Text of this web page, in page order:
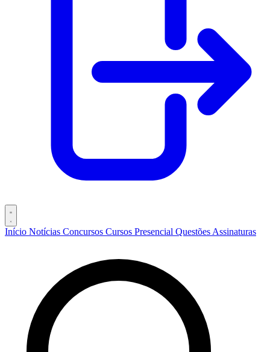
Início Notícias Concursos Cursos Presencial Questões Assinaturas